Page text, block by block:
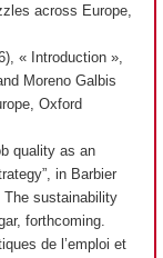
across Europe,
« Introduction »,
Moreno Galbis
Oxford
quality as an
in Barbier
The sustainability
forthcoming.
de l’emploi et